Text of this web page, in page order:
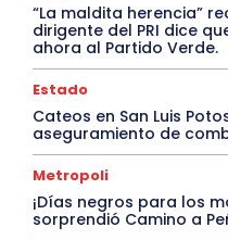
“La maldita herencia”
dirigente del PRI dice
ahora al Partido Verde.
Estado
Cateos en San Luis
aseguramiento de
Metropoli
¡Días negros para los
sorprendió Camino a